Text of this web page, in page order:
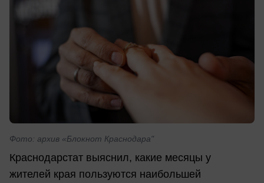
Фото: архив «Блокнот Краснодара"
Краснодарстат выяснил, какие месяцы у
жителей края пользуются наибольшей